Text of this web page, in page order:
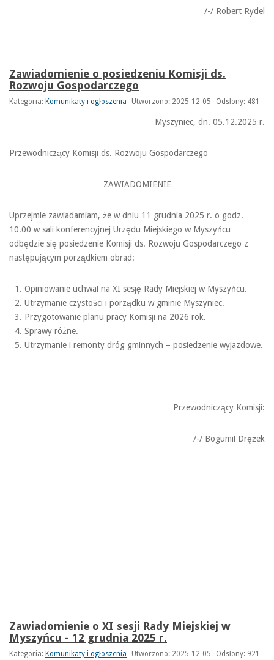
/-/ Robert Rydel
Zawiadomienie o posiedzeniu Komisji ds.
Rozwoju Gospodarczego
Kategoria: Komunikaty i ogłoszenia Utworzono: 2025-12-05 Odsłony: 481
Myszyniec, dn. 05.12.2025 r.
Przewodniczący Komisji ds. Rozwoju Gospodarczego
ZAWIADOMIENIE
Uprzejmie zawiadamiam, że w dniu 11 grudnia 2025 r. o godz.
10.00 w sali konferencyjnej Urzędu Miejskiego w Myszyńcu
odbędzie się posiedzenie Komisji ds. Rozwoju Gospodarczego z
następującym porządkiem obrad:
Opiniowanie uchwał na XI sesję Rady Miejskiej w Myszyńcu.
Utrzymanie czystości i porządku w gminie Myszyniec.
Przygotowanie planu pracy Komisji na 2026 rok.
Sprawy różne.
Utrzymanie i remonty dróg gminnych – posiedzenie wyjazdowe.
Przewodniczący Komisji:
/-/ Bogumił Drężek
Zawiadomienie o XI sesji Rady Miejskiej w
Myszyńcu - 12 grudnia 2025 r.
Kategoria: Komunikaty i ogłoszenia Utworzono: 2025-12-05 Odsłony: 921